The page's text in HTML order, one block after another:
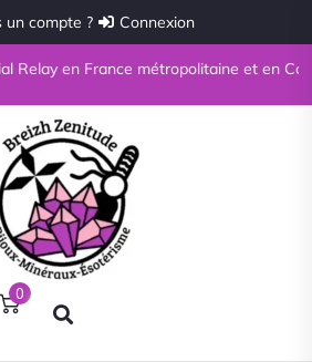
un compte ? Connexion
en France métropolitaine et en
0